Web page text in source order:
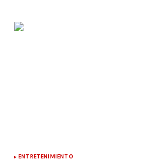
ENTRETENIMIENTO